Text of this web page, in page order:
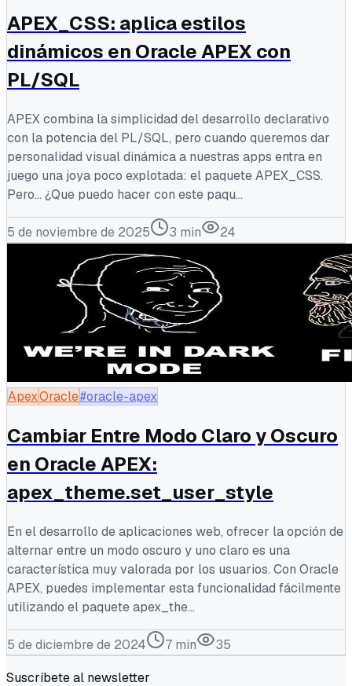
APEX_CSS: aplica estilos
dinámicos en Oracle APEX con
PL/SQL
APEX combina la simplicidad del desarrollo declarativo
con la potencia del PL/SQL, pero cuando queremos dar
personalidad visual dinámica a nuestras apps entra en
juego una joya poco explotada: el paquete APEX_CSS.
Pero… ¿Que puedo hacer con este paqu...
5 de noviembre de 2025 3 min 24
ApexOracle#oracle-apex
Cambiar Entre Modo Claro y Oscuro
en Oracle APEX:
apex_theme.set_user_style
En el desarrollo de aplicaciones web, ofrecer la opción de
alternar entre un modo oscuro y uno claro es una
característica muy valorada por los usuarios. Con Oracle
APEX, puedes implementar esta funcionalidad fácilmente
utilizando el paquete apex_the...
5 de diciembre de 2024 7 min
35
Suscríbete al newsletter